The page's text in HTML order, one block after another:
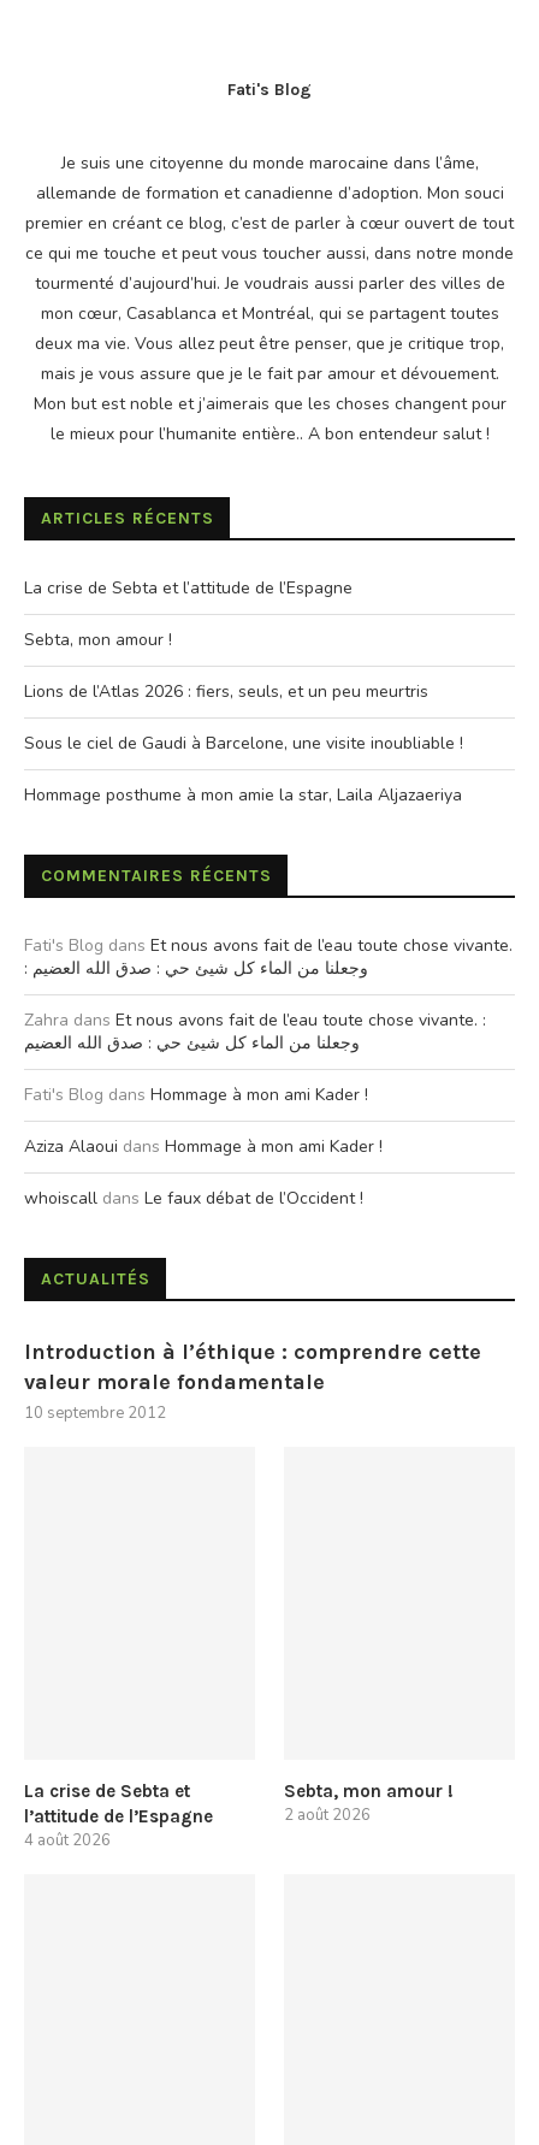
Fati's Blog
Je suis une citoyenne du monde marocaine dans l’âme,
allemande de formation et canadienne d’adoption. Mon souci
premier en créant ce blog, c’est de parler à cœur ouvert de tout
ce qui me touche et peut vous toucher aussi, dans notre monde
tourmenté d’aujourd’hui. Je voudrais aussi parler des villes de
mon cœur, Casablanca et Montréal, qui se partagent toutes
deux ma vie. Vous allez peut être penser, que je critique trop,
mais je vous assure que je le fait par amour et dévouement.
Mon but est noble et j’aimerais que les choses changent pour
le mieux pour l’humanite entière.. A bon entendeur salut !
ARTICLES RÉCENTS
La crise de Sebta et l’attitude de l’Espagne
Sebta, mon amour !
Lions de l’Atlas 2026 : fiers, seuls, et un peu meurtris
Sous le ciel de Gaudi à Barcelone, une visite inoubliable !
Hommage posthume à mon amie la star, Laila Aljazaeriya
COMMENTAIRES RÉCENTS
Fati's Blog dans Et nous avons fait de l’eau toute chose vivante.
: وجعلنا من الماء كل شيئ حي : صدق الله العضيم
Zahra dans Et nous avons fait de l’eau toute chose vivante. :
وجعلنا من الماء كل شيئ حي : صدق الله العضيم
Fati's Blog dans Hommage à mon ami Kader !
Aziza Alaoui dans Hommage à mon ami Kader !
whoiscall dans Le faux débat de l’Occident !
ACTUALITÉS
Introduction à l’éthique : comprendre cette
valeur morale fondamentale
10 septembre 2012
La crise de Sebta et
l’attitude de l’Espagne
4 août 2026
Sebta, mon amour !
2 août 2026